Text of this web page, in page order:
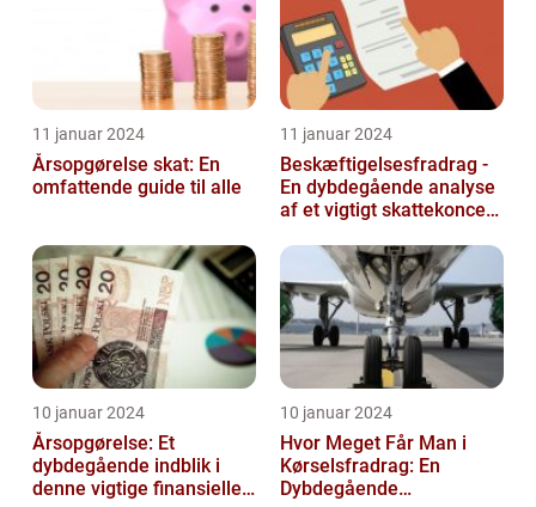
11 januar 2024
Årsopgørelse skat: En
omfattende guide til alle
11 januar 2024
Beskæftigelsesfradrag -
En dybdegående analyse
af et vigtigt skattekoncept
10 januar 2024
Årsopgørelse: Et
dybdegående indblik i
denne vigtige finansielle
10 januar 2024
Hvor Meget Får Man i
Kørselsfradrag: En
Dybdegående